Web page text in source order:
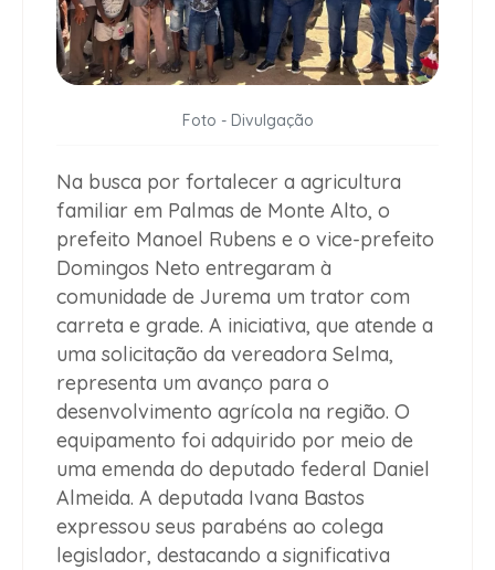
Foto - Divulgação
Na busca por fortalecer a agricultura
familiar em Palmas de Monte Alto, o
prefeito Manoel Rubens e o vice-prefeito
Domingos Neto entregaram à
comunidade de Jurema um trator com
carreta e grade. A iniciativa, que atende a
uma solicitação da vereadora Selma,
representa um avanço para o
desenvolvimento agrícola na região. O
equipamento foi adquirido por meio de
uma emenda do deputado federal Daniel
Almeida. A deputada Ivana Bastos
expressou seus parabéns ao colega
legislador, destacando a significativa